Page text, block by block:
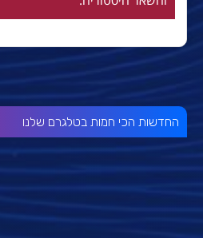
החדשות הכי חמות בטלגרם שלנו